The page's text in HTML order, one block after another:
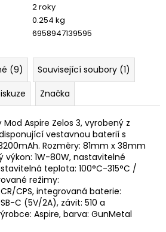
2 roky
0.254 kg
6958947139595
(9)
Související soubory (1)
Značka
Aspire Zelos 3, vyrobený z
vestavnou baterií s
Rozměry: 81mm x 38mm
1W-80W, nastavitelné
teplota: 100°C-315°C /
režimy:
CPS, integrovaná baterie:
C (5V/2A), závit: 510 a
Aspire, barva: GunMetal